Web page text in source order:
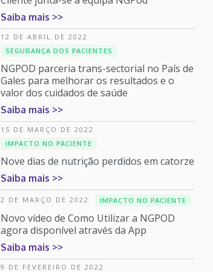
Saiba mais >>
12 DE ABRIL DE 2022
SEGURANÇA DOS PACIENTES
NGPOD parceria trans-sectorial no País de
Gales para melhorar os resultados e o
valor dos cuidados de saúde
Saiba mais >>
15 DE MARÇO DE 2022
IMPACTO NO PACIENTE
Nove dias de nutrição perdidos em catorze
Saiba mais >>
2 DE MARÇO DE 2022 IMPACTO NO PACIENTE
Novo vídeo de Como Utilizar a NGPOD
agora disponível através da App
Saiba mais >>
9 DE FEVEREIRO DE 2022